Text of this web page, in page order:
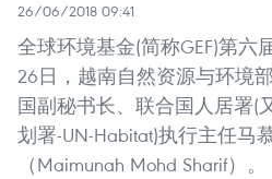
26/06/2018 09:41
全球环境基金(简称GEF)第六
26日，越南自然资源与环境
国副秘书长、联合国人居署(
划署-UN-Habitat)执行主任马
（Maimunah Mohd Sharif）。